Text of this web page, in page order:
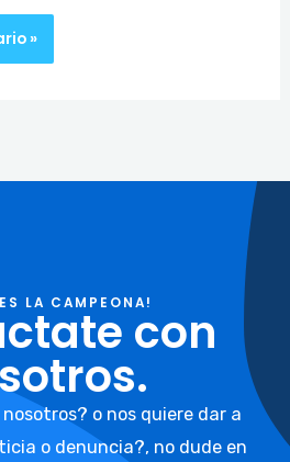
LA CAMPEONA!con
o nos quiere dar a
o denuncia?, no dude en